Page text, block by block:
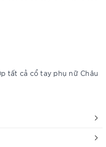
tất cả cổ tay phụ nữ Châu